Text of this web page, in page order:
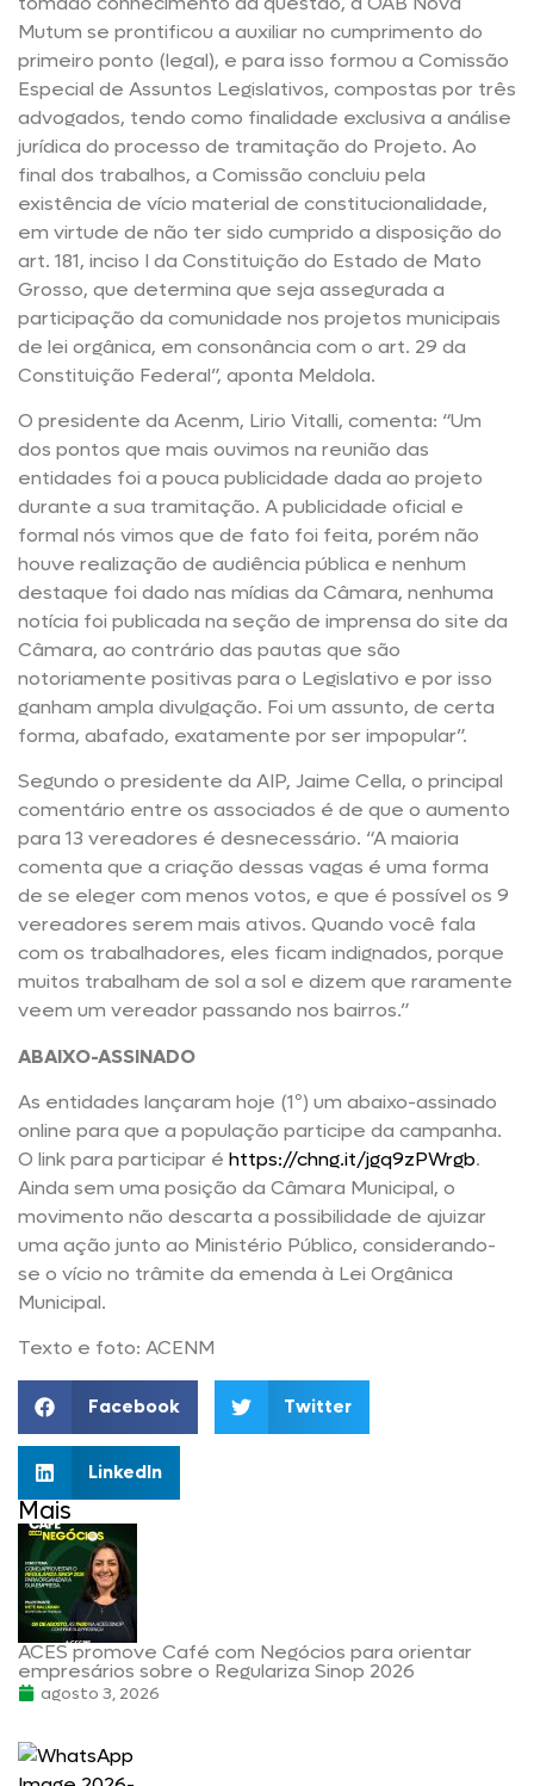
Mutum se prontificou a auxiliar no cumprimento do
primeiro ponto (legal), e para isso formou a Comissão
Especial de Assuntos Legislativos, compostas por três
advogados, tendo como finalidade exclusiva a análise
jurídica do processo de tramitação do Projeto. Ao
final dos trabalhos, a Comissão concluiu pela
existência de vício material de constitucionalidade,
em virtude de não ter sido cumprido a disposição do
art. 181, inciso I da Constituição do Estado de Mato
Grosso, que determina que seja assegurada a
participação da comunidade nos projetos municipais
de lei orgânica, em consonância com o art. 29 da
Constituição Federal”, aponta Meldola.
O presidente da Acenm, Lirio Vitalli, comenta: “Um
dos pontos que mais ouvimos na reunião das
entidades foi a pouca publicidade dada ao projeto
durante a sua tramitação. A publicidade oficial e
formal nós vimos que de fato foi feita, porém não
houve realização de audiência pública e nenhum
destaque foi dado nas mídias da Câmara, nenhuma
notícia foi publicada na seção de imprensa do site da
Câmara, ao contrário das pautas que são
notoriamente positivas para o Legislativo e por isso
ganham ampla divulgação. Foi um assunto, de certa
forma, abafado, exatamente por ser impopular”.
Segundo o presidente da AIP, Jaime Cella, o principal
comentário entre os associados é de que o aumento
para 13 vereadores é desnecessário. “A maioria
comenta que a criação dessas vagas é uma forma
de se eleger com menos votos, e que é possível os 9
vereadores serem mais ativos. Quando você fala
com os trabalhadores, eles ficam indignados, porque
muitos trabalham de sol a sol e dizem que raramente
veem um vereador passando nos bairros.”
ABAIXO-ASSINADO
As entidades lançaram hoje (1º) um abaixo-assinado
online para que a população participe da campanha.
O link para participar é https://chng.it/jgq9zPWrgb.
Ainda sem uma posição da Câmara Municipal, o
movimento não descarta a possibilidade de ajuizar
uma ação junto ao Ministério Público, considerando-
se o vício no trâmite da emenda à Lei Orgânica
Municipal.
Texto e foto: ACENM
Facebook Twitter
LinkedIn
Mais
ACES promove Café com Negócios para orientar
empresários sobre o Regulariza Sinop 2026
agosto 3, 2026